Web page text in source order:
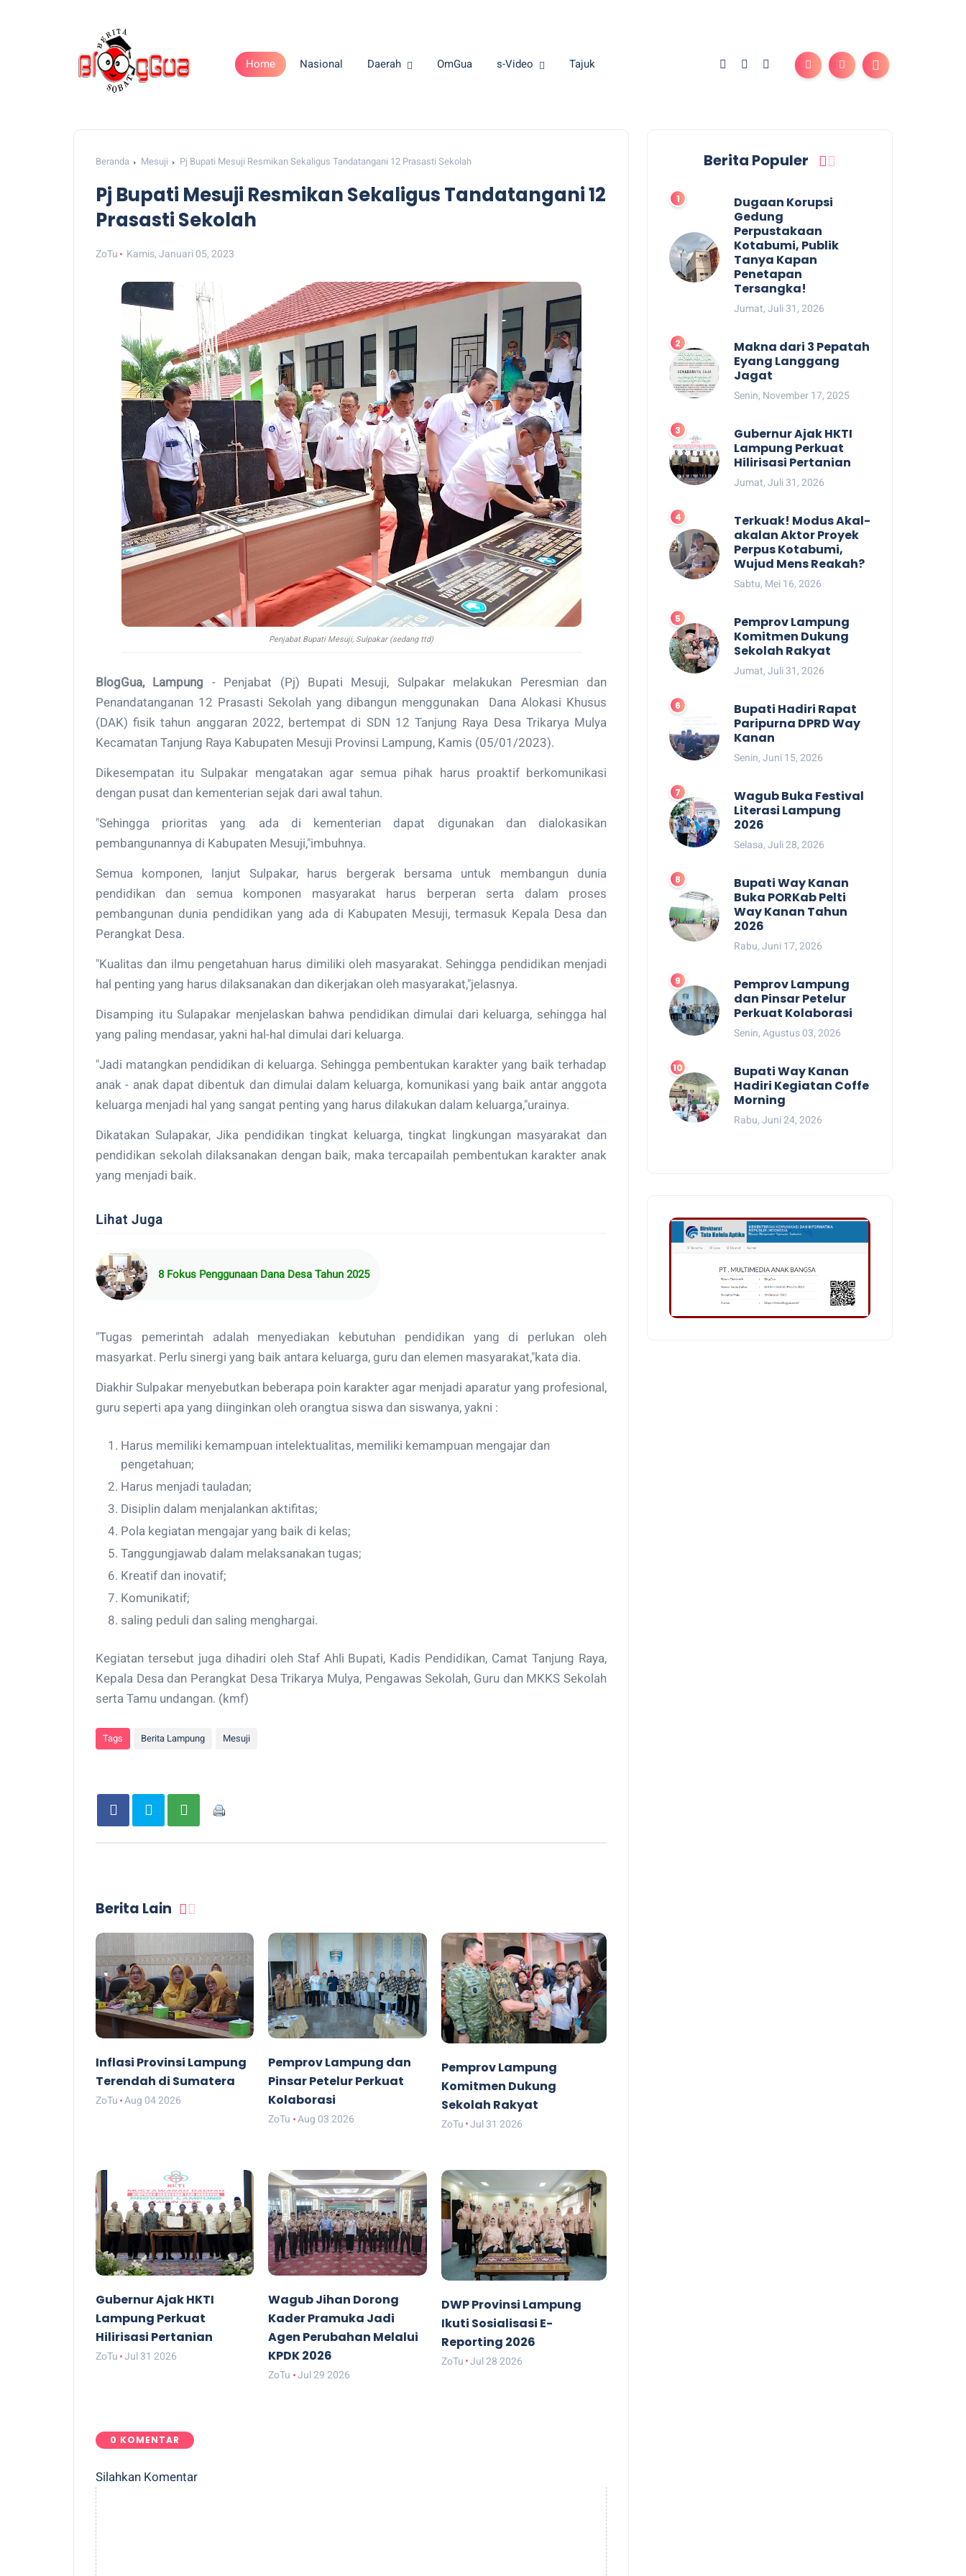
Home Nasional Daerah OmGua s-Video Tajuk
Beranda Mesuji Pj Bupati Mesuji Resmikan Sekaligus Tandatangani 12 Prasasti Sekolah
Pj Bupati Mesuji Resmikan Sekaligus Tandatangani 12
Prasasti Sekolah
ZoTu Kamis, Januari 05, 2023
Penjabat Bupati Mesuji, Sulpakar (sedang ttd)
BlogGua, Lampung - Penjabat (Pj) Bupati Mesuji, Sulpakar melakukan Peresmian dan
Penandatanganan 12 Prasasti Sekolah yang dibangun menggunakan Dana Alokasi Khusus
(DAK) fisik tahun anggaran 2022, bertempat di SDN 12 Tanjung Raya Desa Trikarya Mulya
Kecamatan Tanjung Raya Kabupaten Mesuji Provinsi Lampung, Kamis (05/01/2023).
Dikesempatan itu Sulpakar mengatakan agar semua pihak harus proaktif berkomunikasi
dengan pusat dan kementerian sejak dari awal tahun.
"Sehingga prioritas yang ada di kementerian dapat digunakan dan dialokasikan
pembangunannya di Kabupaten Mesuji,"imbuhnya.
Semua komponen, lanjut Sulpakar, harus bergerak bersama untuk membangun dunia
pendidikan dan semua komponen masyarakat harus berperan serta dalam proses
pembangunan dunia pendidikan yang ada di Kabupaten Mesuji, termasuk Kepala Desa dan
Perangkat Desa.
"Kualitas dan ilmu pengetahuan harus dimiliki oleh masyarakat. Sehingga pendidikan menjadi
hal penting yang harus dilaksanakan dan dikerjakan oleh masyarakat,"jelasnya.
Disamping itu Sulapakar menjelaskan bahwa pendidikan dimulai dari keluarga, sehingga hal
yang paling mendasar, yakni hal-hal dimulai dari keluarga.
"Jadi matangkan pendidikan di keluarga. Sehingga pembentukan karakter yang baik terhadap
anak - anak dapat dibentuk dan dimulai dalam keluarga, komunikasi yang baik antar anggota
keluarga menjadi hal yang sangat penting yang harus dilakukan dalam keluarga,"urainya.
Dikatakan Sulapakar, Jika pendidikan tingkat keluarga, tingkat lingkungan masyarakat dan
pendidikan sekolah dilaksanakan dengan baik, maka tercapailah pembentukan karakter anak
yang menjadi baik.
Lihat Juga
8 Fokus Penggunaan Dana Desa Tahun 2025
"Tugas pemerintah adalah menyediakan kebutuhan pendidikan yang di perlukan oleh
masyarkat. Perlu sinergi yang baik antara keluarga, guru dan elemen masyarakat,"kata dia.
Diakhir Sulpakar menyebutkan beberapa poin karakter agar menjadi aparatur yang profesional,
guru seperti apa yang diinginkan oleh orangtua siswa dan siswanya, yakni :
Harus memiliki kemampuan intelektualitas, memiliki kemampuan mengajar dan
pengetahuan;
Harus menjadi tauladan;
Disiplin dalam menjalankan aktifitas;
Pola kegiatan mengajar yang baik di kelas;
Tanggungjawab dalam melaksanakan tugas;
Kreatif dan inovatif;
Komunikatif;
saling peduli dan saling menghargai.
Kegiatan tersebut juga dihadiri oleh Staf Ahli Bupati, Kadis Pendidikan, Camat Tanjung Raya,
Kepala Desa dan Perangkat Desa Trikarya Mulya, Pengawas Sekolah, Guru dan MKKS Sekolah
serta Tamu undangan. (kmf)
Tags Berita Lampung Mesuji
Berita Lain
Inflasi Provinsi Lampung
Terendah di Sumatera
ZoTu Aug 04 2026
Pemprov Lampung dan
Pinsar Petelur Perkuat
Kolaborasi
ZoTu Aug 03 2026
Pemprov Lampung
Komitmen Dukung
Sekolah Rakyat
ZoTu Jul 31 2026
Gubernur Ajak HKTI
Lampung Perkuat
Hilirisasi Pertanian
ZoTu Jul 31 2026
Wagub Jihan Dorong
Kader Pramuka Jadi
Agen Perubahan Melalui
KPDK 2026
ZoTu Jul 29 2026
DWP Provinsi Lampung
Ikuti Sosialisasi E-
Reporting 2026
ZoTu Jul 28 2026
0 KOMENTAR
Silahkan Komentar
Berita Populer
Dugaan Korupsi
Gedung
Perpustakaan
Kotabumi, Publik
Tanya Kapan
Penetapan
Tersangka!
Jumat, Juli 31, 2026
Makna dari 3 Pepatah
Eyang Langgang
Jagat
Senin, November 17, 2025
Gubernur Ajak HKTI
Lampung Perkuat
Hilirisasi Pertanian
Jumat, Juli 31, 2026
Terkuak! Modus Akal-
akalan Aktor Proyek
Perpus Kotabumi,
Wujud Mens Reakah?
Sabtu, Mei 16, 2026
Pemprov Lampung
Komitmen Dukung
Sekolah Rakyat
Jumat, Juli 31, 2026
Bupati Hadiri Rapat
Paripurna DPRD Way
Kanan
Senin, Juni 15, 2026
Wagub Buka Festival
Literasi Lampung
2026
Selasa, Juli 28, 2026
Bupati Way Kanan
Buka PORKab Pelti
Way Kanan Tahun
2026
Rabu, Juni 17, 2026
Pemprov Lampung
dan Pinsar Petelur
Perkuat Kolaborasi
Senin, Agustus 03, 2026
Bupati Way Kanan
Hadiri Kegiatan Coffe
Morning
Rabu, Juni 24, 2026